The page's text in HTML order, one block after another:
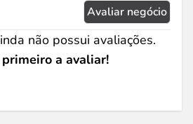
Avaliar negócio
não possui avaliações.
primeiro a avaliar!